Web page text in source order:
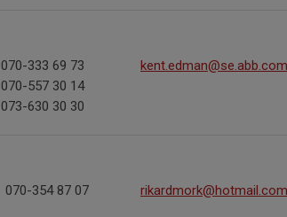
070-333 69 73
kent.edman@se.abb.com
070-557 30 14
073-630 30 30
070-354 87 07 rikardmork@hotmail.com